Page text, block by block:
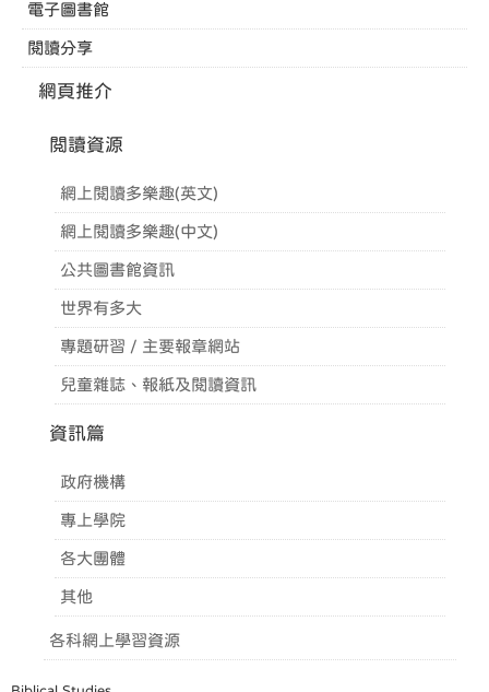
電子圖書館
閱讀分享
網頁推介
閲讀資源
網上閱讀多樂趣(英文)
網上閱讀多樂趣(中文)
公共圖書館資訊
世界有多大
專題研習 / 主要報章網站
兒童雜誌、報紙及閱讀資訊
資訊篇
政府機構
專上學院
各大團體
其他
各科網上學習資源